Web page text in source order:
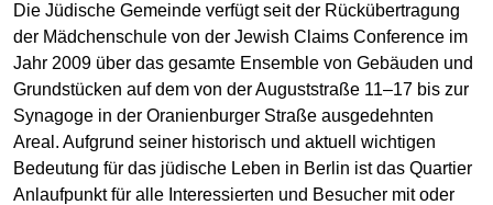
Die Jüdische Gemeinde verfügt seit der Rückübertragung
der Mädchenschule von der Jewish Claims Conference im
Jahr 2009 über das gesamte Ensemble von Gebäuden und
Grundstücken auf dem von der Auguststraße 11–17 bis zur
Synagoge in der Oranienburger Straße ausgedehnten
Areal. Aufgrund seiner historisch und aktuell wichtigen
Bedeutung für das jüdische Leben in Berlin ist das Quartier
Anlaufpunkt für alle Interessierten und Besucher mit oder